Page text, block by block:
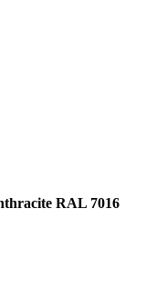
RAL 7016